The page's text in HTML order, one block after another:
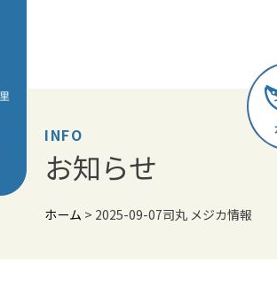
INFO
お知らせ
ホーム > 2025-09-07司丸 メジカ情報